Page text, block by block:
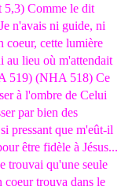
5,3) Comme le dit
n'avais ni guide, ni
coeur, cette lumière
au lieu où m'attendait
519) (NHA 518) Ce
à l'ombre de Celui
par bien des
pressant que m'eût-il
être fidèle à Jésus...
trouvai qu'une seule
coeur trouva dans le